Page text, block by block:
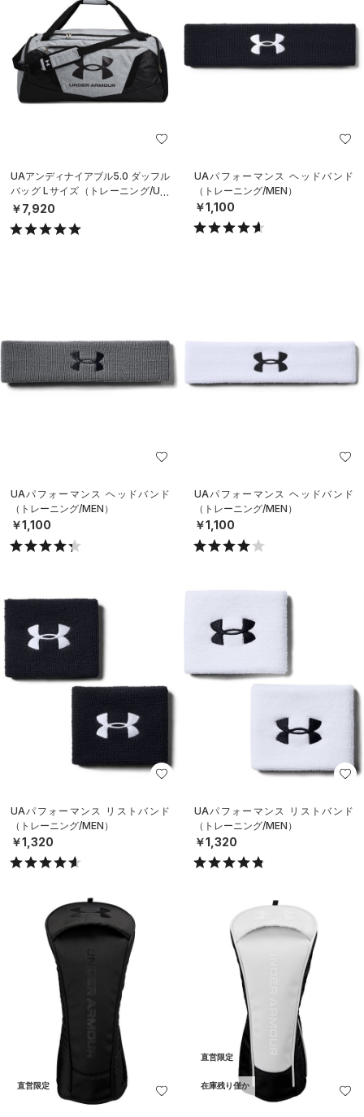
UAアンディナイアブル5.0 ダッフル
バッグ Lサイズ（トレーニング/UNI
SEX）
￥7,920
UAパフォーマンス ヘッドバンド
（トレーニング/MEN）
￥1,100
UAパフォーマンス ヘッドバンド
（トレーニング/MEN）
￥1,100
UAパフォーマンス ヘッドバンド
（トレーニング/MEN）
￥1,100
UAパフォーマンス リストバンド
（トレーニング/MEN）
￥1,320
UAパフォーマンス リストバンド
（トレーニング/MEN）
￥1,320
直営限定
直営限定
在庫残り僅か